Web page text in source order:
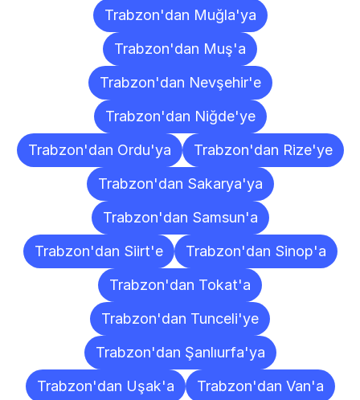
Trabzon'dan Muğla'ya
Trabzon'dan Muş'a
Trabzon'dan Nevşehir'e
Trabzon'dan Niğde'ye
Trabzon'dan Ordu'ya
Trabzon'dan Rize'ye
Trabzon'dan Sakarya'ya
Trabzon'dan Samsun'a
Trabzon'dan Siirt'e
Trabzon'dan Sinop'a
Trabzon'dan Tokat'a
Trabzon'dan Tunceli'ye
Trabzon'dan Şanlıurfa'ya
Trabzon'dan Uşak'a
Trabzon'dan Van'a